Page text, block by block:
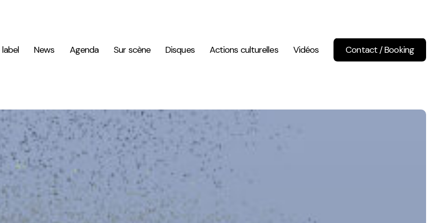
label
News Agenda Sur scène Disques Actions culturelles Vidéos Contact / Booking